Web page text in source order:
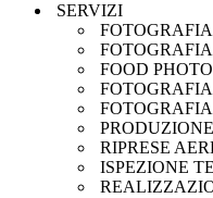
SERVIZI
FOOD
RIPRESE
ISPEZIONE